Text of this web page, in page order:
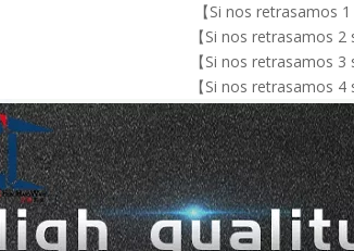
【Si nos retrasamos
【Si nos retrasamos
【Si nos retrasamos
【Si nos retrasamos